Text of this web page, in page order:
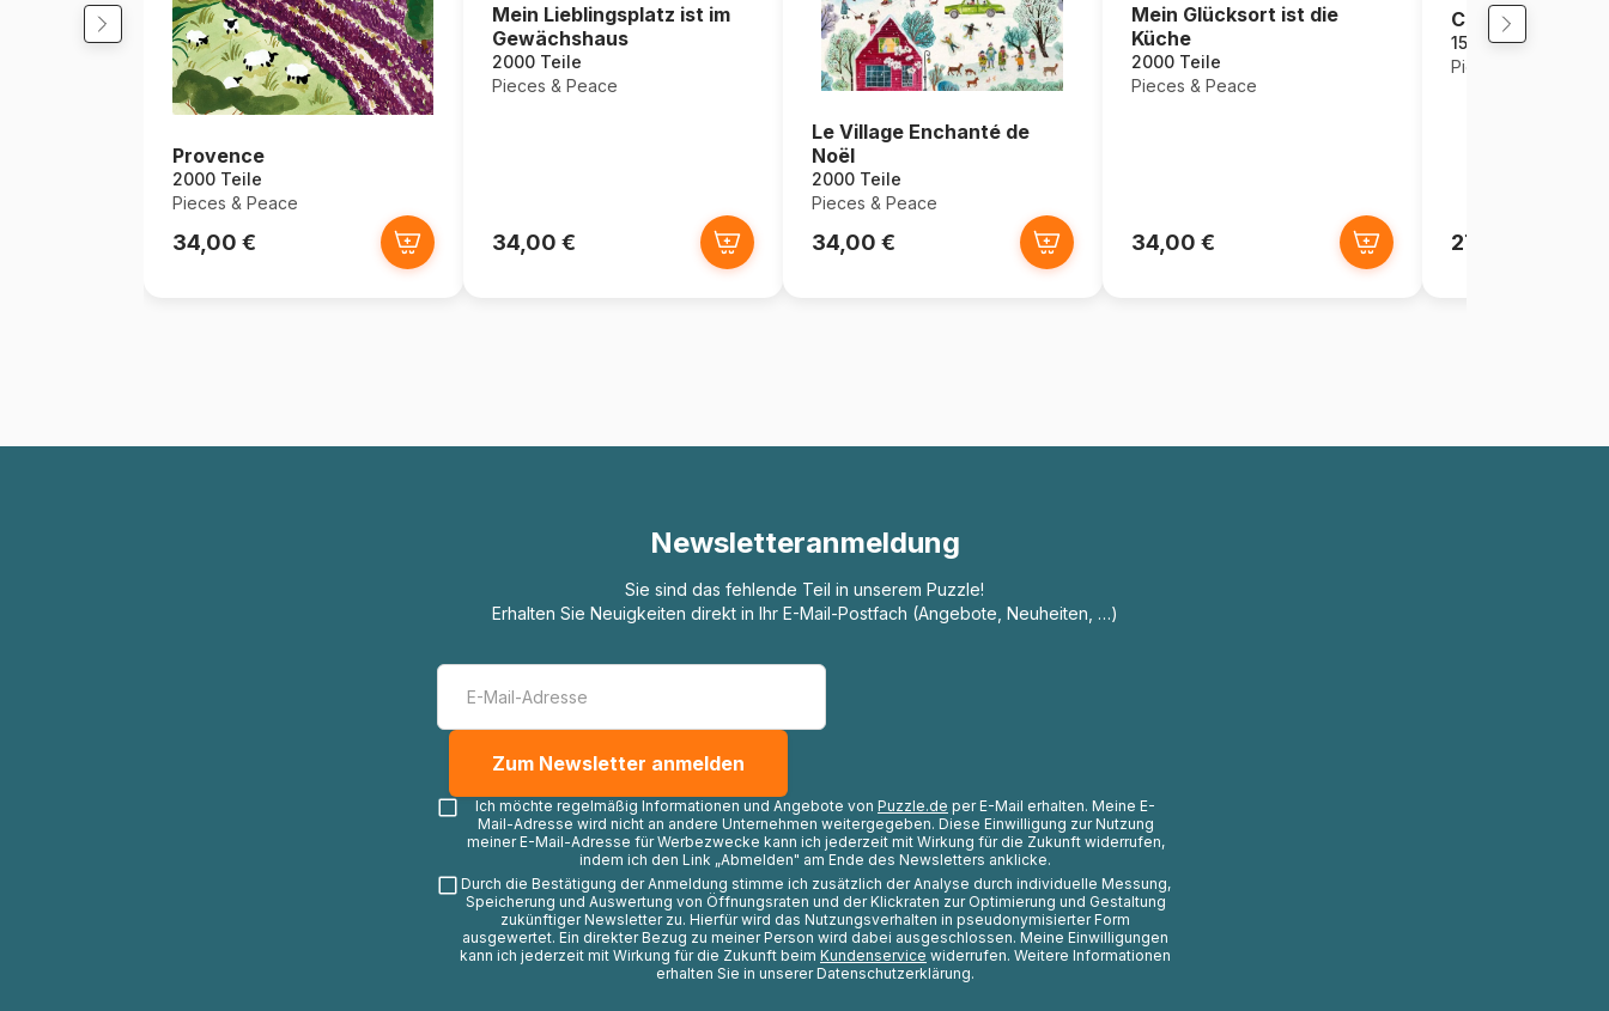
Provence
2000 Teile
Pieces & Peace
34,00 €
Mein Lieblingsplatz ist im
Gewächshaus
2000 Teile
Pieces & Peace
34,00 €
Le Village Enchanté de
Noël
2000 Teile
Pieces & Peace
34,00 €
Mein Glücksort ist die
Küche
2000 Teile
Pieces & Peace
34,00 €
Cottage Lane
1500 Teile
Pieces & Peace
27,95 €
Newsletteranmeldung
Sie sind das fehlende Teil in unserem Puzzle!
Erhalten Sie Neuigkeiten direkt in Ihr E-Mail-Postfach (Angebote, Neuheiten, …)
Ich möchte regelmäßig Informationen und Angebote von Puzzle.de per E-Mail erhalten. Meine E-
Mail-Adresse wird nicht an andere Unternehmen weitergegeben. Diese Einwilligung zur Nutzung
meiner E-Mail-Adresse für Werbezwecke kann ich jederzeit mit Wirkung für die Zukunft widerrufen,
indem ich den Link „Abmelden" am Ende des Newsletters anklicke.
Durch die Bestätigung der Anmeldung stimme ich zusätzlich der Analyse durch individuelle Messung,
Speicherung und Auswertung von Öffnungsraten und der Klickraten zur Optimierung und Gestaltung
zukünftiger Newsletter zu. Hierfür wird das Nutzungsverhalten in pseudonymisierter Form
ausgewertet. Ein direkter Bezug zu meiner Person wird dabei ausgeschlossen. Meine Einwilligungen
kann ich jederzeit mit Wirkung für die Zukunft beim Kundenservice widerrufen. Weitere Informationen
erhalten Sie in unserer Datenschutzerklärung.